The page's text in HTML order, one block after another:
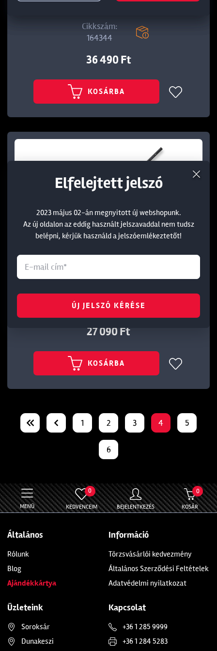
TUBERTINI AREA 4606 PR SPICCBOT 6M
Cikkszám:
164344
36 490 Ft
KOSÁRBA
Cikkszám: 162255
27 090 Ft
KOSÁRBA
1 2 3 4 5
6
MENÜ
0
KEDVENCEIM BEJELENTKEZÉS
0
KOSÁR
Általános
Rólunk
Blog
Ajándékkártya
Információ
Törzsvásárlói kedvezmény
Általános Szerződési Feltételek
Adatvédelmi nyilatkozat
Üzleteink
Soroksár
Dunakeszi
Kapcsolat
+36 1 285 9999
+36 1 284 5283
Elfelejtett jelszó
2023 május 02-án megnyitott új webshopunk.
Az új oldalon az eddig használt jelszavaddal nem tudsz
belépni, kérjük használd a jelszóemlékeztetőt!
ÚJ JELSZÓ KÉRÉSE